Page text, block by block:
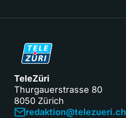
TeleZüri
Thurgauerstrasse 80
8050 Zürich
redaktion@telezueri.ch